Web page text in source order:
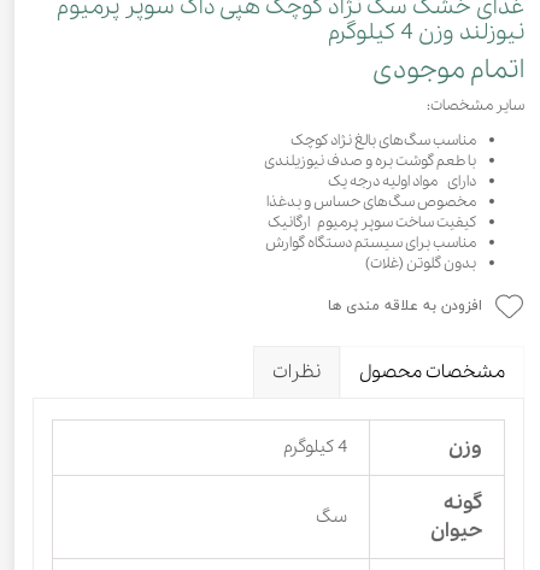
غذای خشک سگ نژاد کوچک هپی داگ سوپر پرمیوم
نیوزلند وزن 4 کیلوگرم
اتمام موجودی
سایر مشخصات:
مناسب سگ‌های بالغ نژاد کوچک
با طعم گوشت بره و صدف نیوزیلندی
دارای مواد اولیه درجه یک
مخصوص سگ‌های حساس و بدغذا
کیفیت ساخت سوپر پرمیوم ارگانیک
مناسب برای سیستم دستگاه گوارش
بدون گلوتن (غلات)
افزودن به علاقه مندی ها
مشخصات محصول نظرات
وزن 4 کیلوگرم
گونه
حیوان
سگ